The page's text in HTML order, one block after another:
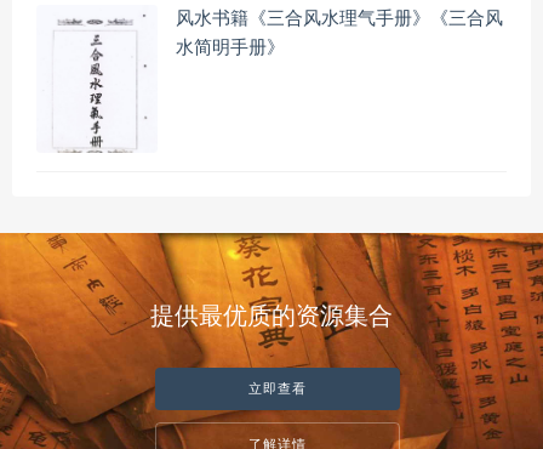
风水书籍《三合风水理气手册》《三合风
水简明手册》
提供最优质的资源集合
立即查看
了解详情